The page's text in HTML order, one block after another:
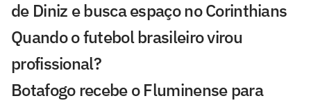
de Diniz e busca espaço no Corinthians
Quando o futebol brasileiro virou
profissional?
Botafogo recebe o Fluminense para